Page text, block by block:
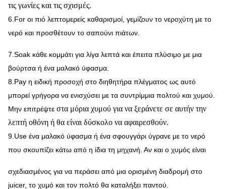
τις γωνίες και τις σχισμές.
6.For οι πιό λεπτομερείς καθαρισμοί, γεμίζουν το νεροχύτη με το
νερό και προσθέτουν το σαπούνι πιάτων.
7.Soak κάθε κομμάτι για λίγα λεπτά και έπειτα πλύσιμο με μια
βούρτσα ή ένα μαλακό ύφασμα.
8.Pay η ειδική προσοχή στο διηθητήρα πλέγματος ως αυτό
μπορεί γρήγορα να ενισχύσει με τα συντρίμμια πολτού και χυμού.
Μην επιτρέψτε στα μόρια χυμού για να ξεράνετε σε αυτήν την
λεπτή οθόνη ή θα είναι δύσκολο να αφαιρεσθούν.
9.Use ένα μαλακό ύφασμα ή ένα σφουγγάρι ύγρανε με το νερό
που σκουπίζει κάτω από η ίδια τη μηχανή. Αν και ο χυμός είναι
σχεδιασμένος για να περάσει από μια ορισμένη διαδρομή στο
juicer, το χυμό και τον πολτό θα καταλήξει παντού.